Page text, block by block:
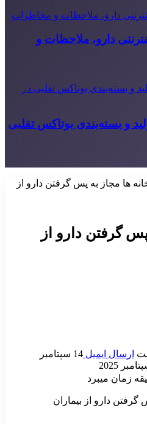
دارو، ملاحظات و
و بسته‌بندی بوتاکس تقلبی
ها مجاز به پس گرفتن دارو از
گرفتن دارو از
ارسال ایمیل
14 سپتامبر